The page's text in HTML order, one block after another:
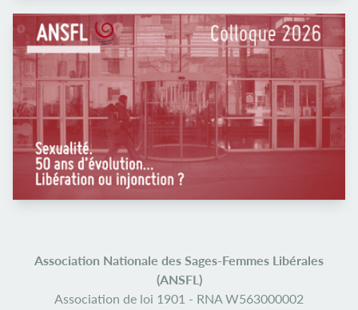
Association Nationale des Sages-Femmes Libérales
(ANSFL)
Association de loi 1901 - RNA W563000002